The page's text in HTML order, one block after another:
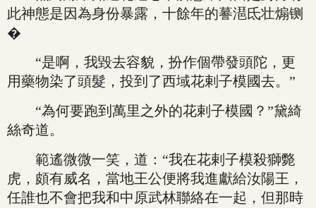
此神態是因為身份暴露，十餘年的謩潖氐壮煽铡
�
“是啊，我毀去容貌，扮作個帶發頭陀，更
用藥物染了頭髮，投到了西域花剌子模國去。”
“為何要跑到萬里之外的花剌子模國？”黛綺
絲奇道。
範遙微微一笑，道：“我在花剌子模殺獅斃
虎，頗有威名，當地王公便將我進獻給汝陽王，
任誰也不會把我和中原武林聯絡在一起，但那時